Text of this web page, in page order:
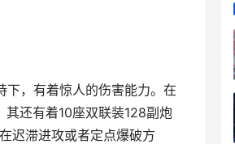
下，有着惊人的伤害能力。在
其还有着10座双联装128副炮
迟滞进攻或者定点爆破方